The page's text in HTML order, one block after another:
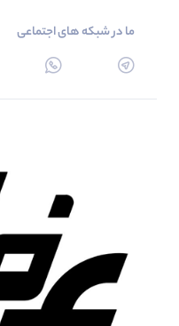
ما در شبکه های اجتماعی